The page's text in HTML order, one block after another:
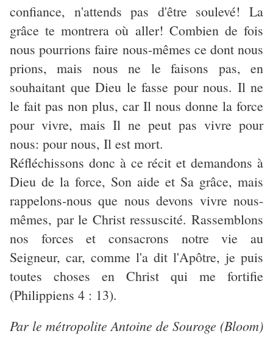
confiance, n'attends pas d'être soulevé! La
grâce te montrera où aller! Combien de fois
nous pourrions faire nous-mêmes ce dont nous
prions, mais nous ne le faisons pas, en
souhaitant que Dieu le fasse pour nous. Il ne
le fait pas non plus, car Il nous donne la force
pour vivre, mais Il ne peut pas vivre pour
nous: pour nous, Il est mort.
Réfléchissons donc à ce récit et demandons à
Dieu de la force, Son aide et Sa grâce, mais
rappelons-nous que nous devons vivre nous-
mêmes, par le Christ ressuscité. Rassemblons
nos forces et consacrons notre vie au
Seigneur, car, comme l'a dit l'Apôtre, je puis
toutes choses en Christ qui me fortifie
(Philippiens 4 : 13).
Par le métropolite Antoine de Souroge (Bloom)